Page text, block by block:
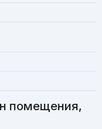
помещения,